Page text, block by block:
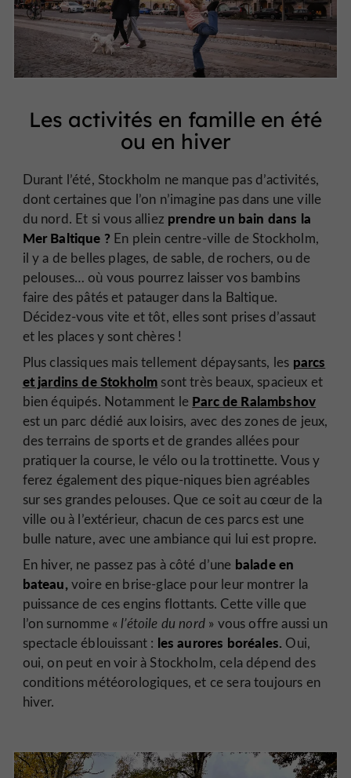
Les activités en famille en été
ou en hiver
Durant l’été, Stockholm ne manque pas d’activités,
dont certaines que l’on n’imagine pas dans une ville
du nord. Et si vous alliez prendre un bain dans la
Mer Baltique ? En plein centre-ville de Stockholm,
il y a de belles plages, de sable, de rochers, ou de
pelouses… où vous pourrez laisser vos bambins
faire des pâtés et patauger dans la Baltique.
Décidez-vous vite et tôt, elles sont prises d’assaut
et les places y sont chères !
Plus classiques mais tellement dépaysants, les parcs
et jardins de Stokholm sont très beaux, spacieux et
bien équipés. Notamment le Parc de Ralambshov
est un parc dédié aux loisirs, avec des zones de jeux,
des terrains de sports et de grandes allées pour
pratiquer la course, le vélo ou la trottinette. Vous y
ferez également des pique-niques bien agréables
sur ses grandes pelouses. Que ce soit au cœur de la
ville ou à l’extérieur, chacun de ces parcs est une
bulle nature, avec une ambiance qui lui est propre.
En hiver, ne passez pas à côté d’une balade en
bateau,voire en brise-glace pour leur montrer la
puissance de ces engins flottants. Cette ville que
l’on surnomme «l’étoile du nord » vous offre aussi un
spectacle éblouissant : les aurores boréales. Oui,
oui, on peut en voir à Stockholm, cela dépend des
conditions météorologiques, et ce sera toujours en
hiver.